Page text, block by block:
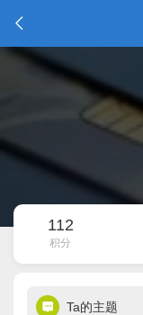
112
积分
Ta的主题